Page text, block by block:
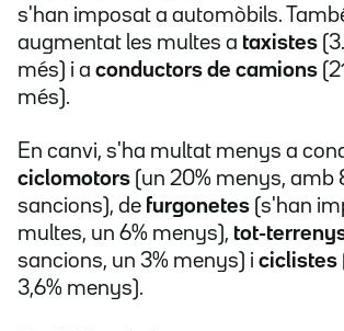
s'han imposat a automòbils.
augmentat les multes a taxistes
més) i a conductors de camions
més).
En canvi, s'ha multat menys a
ciclomotors (un 20% menys, amb
sancions), de furgonetes (s'han
multes, un 6% menys), tot-
sancions, un 3% menys) i ciclistes
3,6% menys).